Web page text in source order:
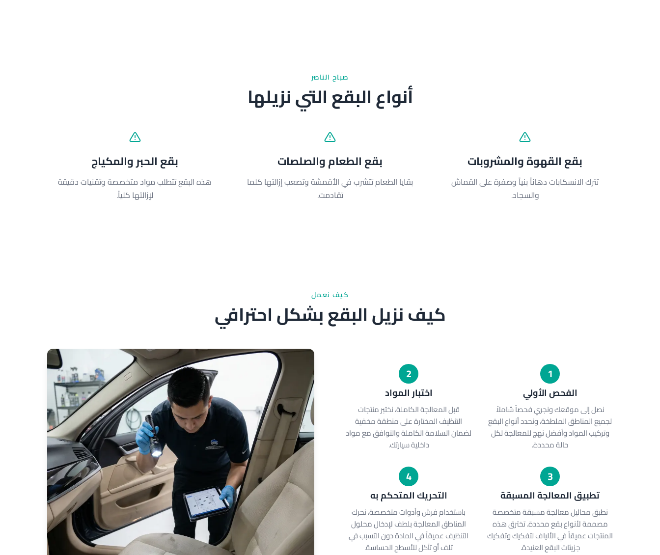
صباح الناصر
أنواع البقع التي نزيلها
بقع القهوة والمشروبات
تترك الانسكابات دهاناً بنياً وصفرة على القماش
والسجاد.
بقع الطعام والصلصات
بقايا الطعام تتشرب في الأقمشة وتصعب إزالتها كلما
تقادمت.
بقع الحبر والمكياج
هذه البقع تتطلب مواد متخصصة وتقنيات دقيقة
لإزالتها كلياً.
كيف نعمل
كيف نزيل البقع بشكل احترافي
1
الفحص الأولي
نصل إلى موقعك ونجري فحصاً شاملاً
لجميع المناطق الملطخة، ونحدد أنواع البقع
وتركيب المواد وأفضل نهج للمعالجة لكل
حالة محددة.
2
اختبار المواد
قبل المعالجة الكاملة، نختبر منتجات
التنظيف المختارة على منطقة مخفية
لضمان السلامة الكاملة والتوافق مع مواد
داخلية سيارتك.
3
تطبيق المعالجة المسبقة
نطبق محاليل معالجة مسبقة متخصصة
مصممة لأنواع بقع محددة. تخترق هذه
المنتجات عميقاً في الألياف لتفكيك وتفكيك
جزيئات البقع العنيدة.
4
التحريك المتحكم به
باستخدام فرش وأدوات متخصصة، نحرك
المناطق المعالجة بلطف لإدخال محلول
التنظيف عميقاً في المادة دون التسبب في
تلف أو تآكل للأسطح الحساسة.